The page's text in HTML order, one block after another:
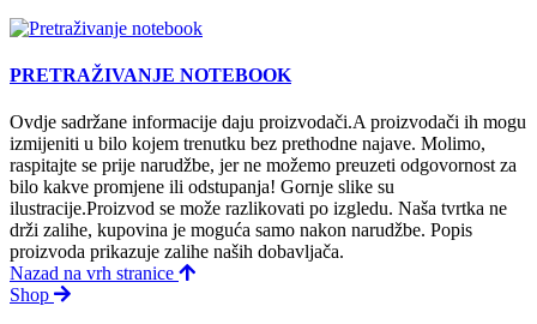
PRETRAŽIVANJE NOTEBOOK
Ovdje sadržane informacije daju proizvodači.A proizvodači ih mogu
izmijeniti u bilo kojem trenutku bez prethodne najave. Molimo,
raspitajte se prije narudžbe, jer ne možemo preuzeti odgovornost za
bilo kakve promjene ili odstupanja! Gornje slike su
ilustracije.Proizvod se može razlikovati po izgledu. Naša tvrtka ne
drži zalihe, kupovina je moguća samo nakon narudžbe. Popis
proizvoda prikazuje zalihe naših dobavljača.
Nazad na vrh stranice
Shop